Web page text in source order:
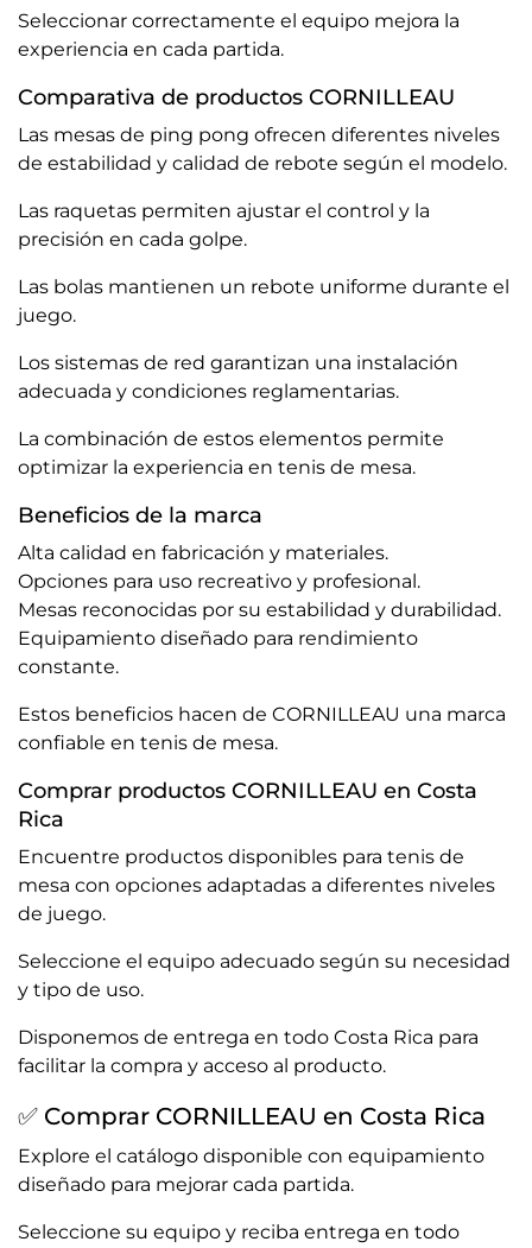
Seleccionar correctamente el equipo mejora la
experiencia en cada partida.
Comparativa de productos CORNILLEAU
Las mesas de ping pong ofrecen diferentes niveles
de estabilidad y calidad de rebote según el modelo.
Las raquetas permiten ajustar el control y la
precisión en cada golpe.
Las bolas mantienen un rebote uniforme durante el
juego.
Los sistemas de red garantizan una instalación
adecuada y condiciones reglamentarias.
La combinación de estos elementos permite
optimizar la experiencia en tenis de mesa.
Beneficios de la marca
Alta calidad en fabricación y materiales.
Opciones para uso recreativo y profesional.
Mesas reconocidas por su estabilidad y durabilidad.
Equipamiento diseñado para rendimiento
constante.
Estos beneficios hacen de CORNILLEAU una marca
confiable en tenis de mesa.
Comprar productos CORNILLEAU en Costa
Rica
Encuentre productos disponibles para tenis de
mesa con opciones adaptadas a diferentes niveles
de juego.
Seleccione el equipo adecuado según su necesidad
y tipo de uso.
Disponemos de entrega en todo Costa Rica para
facilitar la compra y acceso al producto.
✅ Comprar CORNILLEAU en Costa Rica
Explore el catálogo disponible con equipamiento
diseñado para mejorar cada partida.
Seleccione su equipo y reciba entrega en todo